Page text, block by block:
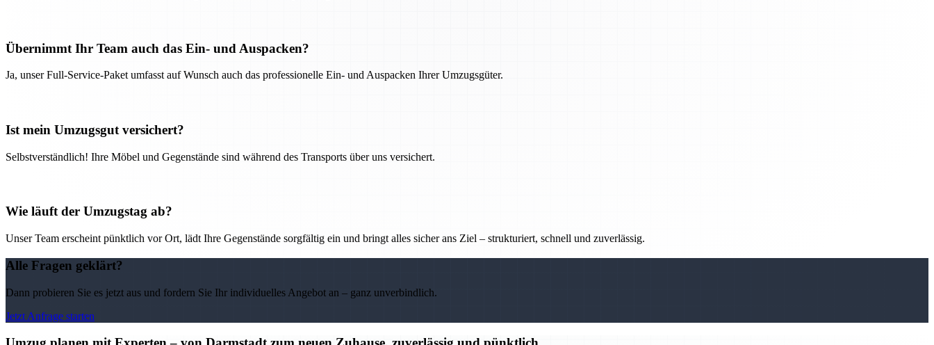
Übernimmt Ihr Team auch das Ein- und Auspacken?
Ja, unser Full-Service-Paket umfasst auf Wunsch auch das professionelle Ein- und Auspacken Ihrer Umzugsgüter.
Ist mein Umzugsgut versichert?
Selbstverständlich! Ihre Möbel und Gegenstände sind während des Transports über uns versichert.
Wie läuft der Umzugstag ab?
Unser Team erscheint pünktlich vor Ort, lädt Ihre Gegenstände sorgfältig ein und bringt alles sicher ans Ziel – strukturiert, schnell und zuverlässig.
Alle Fragen geklärt?
Dann probieren Sie es jetzt aus und fordern Sie Ihr individuelles Angebot an – ganz unverbindlich.
Jetzt Anfrage starten